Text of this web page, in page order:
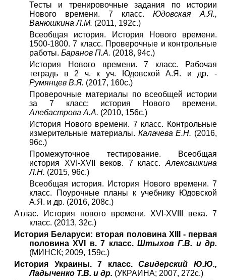
Тесты и тренировочные задания по истории
Нового времени. 7 класс. Юдовская А.Я.,
Ванюшкина Л.М. (2011, 192с.)
Всеобщая история. История Нового времени.
1500-1800. 7 класс. Проверочные и контрольные
работы. Баранов П.А. (2018, 94с.)
История Нового времени. 7 класс. Рабочая
тетрадь в 2 ч. к уч. Юдовской А.Я. и др. -
Румянцев В.Я. (2017, 160с.)
Проверочные материалы по всеобщей истории
за 7 класс: история Нового времени.
Алебастрова А.А. (2010, 156с.)
История Нового времени. 7 класс. Контрольные
измерительные материалы. Калачева Е.Н. (2016,
96с.)
Промежуточное тестирование. Всеобщая
история XVI-XVII веков. 7 класс. Алексашкина
Л.Н. (2015, 96с.)
Всеобщая история. История Нового времени. 7
класс. Поурочные планы к учебнику Юдовской
А.Я. и др. (2016, 208с.)
Атлас. История нового времени. XVI-XVIII века. 7
класс. (2013, 32с.)
История Беларуси: вторая половина XIII - первая
половина XVI в. 7 класс. Штыхов Г.В. и др.
(МИНСК; 2009, 159с.)
История Украины. 7 класс.Свидерский Ю.Ю.,
Ладыченко Т.В. и др. (УКРАИНА; 2007, 272с.)